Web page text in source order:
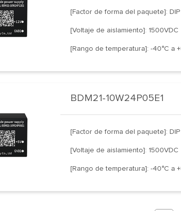
[Factor de forma del paquete]: DIP
[Voltaje de aislamiento]: 1500VDC
[Rango de temperatura]: -40°C a
BDM21-10W24P05E1
[Factor de forma del paquete]: DIP
[Voltaje de aislamiento]: 1500VDC
[Rango de temperatura]: -40°C a